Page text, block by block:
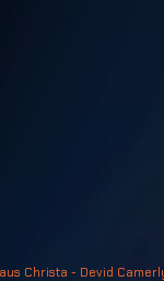
Christa - Devid